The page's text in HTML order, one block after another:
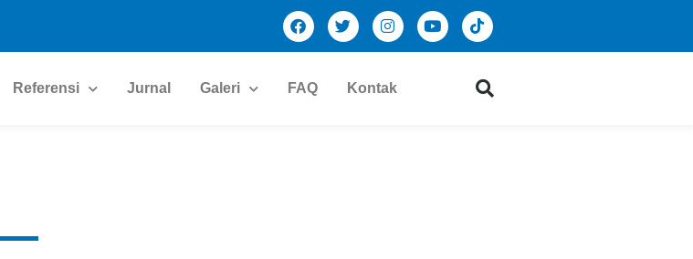
Referensi Jurnal Galeri FAQ Kontak